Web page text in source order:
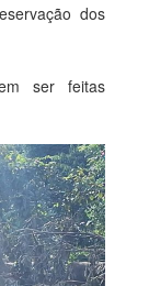
dos
ser feitas